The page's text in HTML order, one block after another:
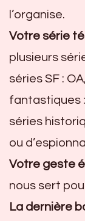
l’organise.
Votre série
plusieurs
séries SF :
fantastiques
séries
ou
Votre geste
nous sert
La dernière